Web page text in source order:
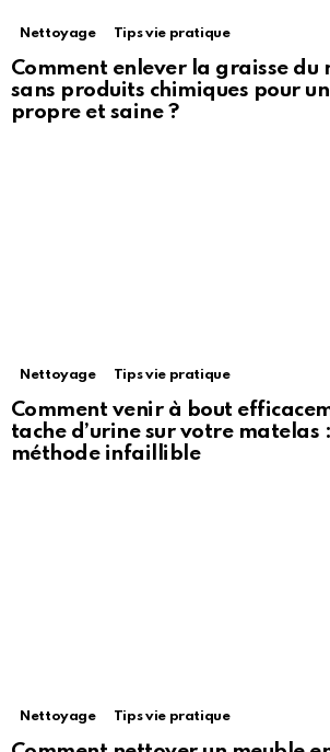
Nettoyage Tips vie pratique
Comment enlever la graisse du
sans produits chimiques pour
propre et saine ?
Nettoyage Tips vie pratique
Comment venir à bout
tache d’urine sur votre matelas
méthode infaillible
Nettoyage Tips vie pratique